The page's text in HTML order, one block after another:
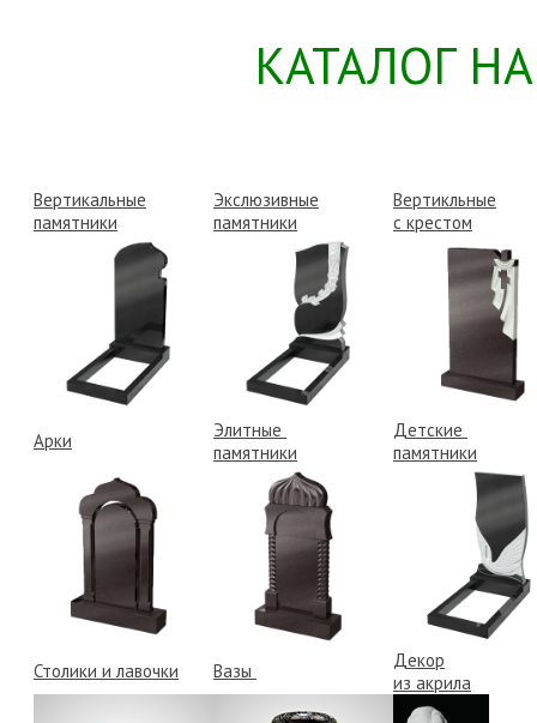
КАТАЛОГ
Вертикальные
памятники
Экслюзивные
памятники
Вертикльные
с крестом
Арки
Элитные
памятники
Детские
памятники
Столики и лавочки Вазы
Декор
из акрила